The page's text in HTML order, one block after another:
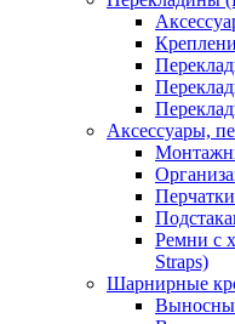
Аксессуары,
Перчатки
Ремни с
Straps)
Шарнирные